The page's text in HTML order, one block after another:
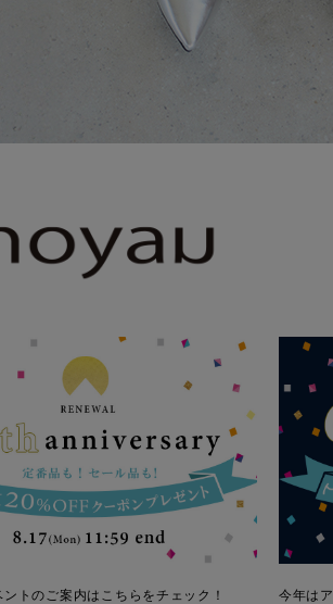
ントのご案内はこちらをチェック！
今年は